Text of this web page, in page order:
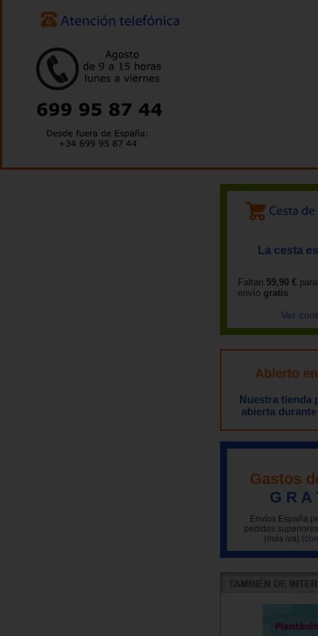
La cesta
Faltan 59,90 €
envío gratis
Ver
Abierto
Nuestra tienda
abierta
Gastos
G R A
Envíos España
pedidos
(más iva)